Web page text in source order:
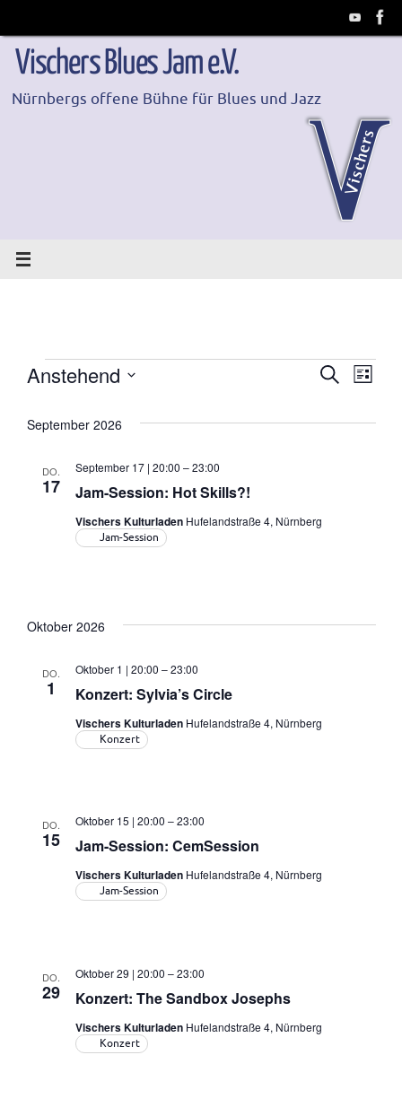
springen
Vischers Blues Jam e.V.
Nürnbergs offene Bühne für Blues und Jazz
Veranstaltungen
Suche
SucheListe
Anstehend
wählen.
September 2026
DO.
17 Jam-Session: Hot Skills?!
September 17 | 20:00 –23:00
Vischers Kulturladen Hufelandstraße 4, Nürnberg
Jam-Session
Oktober 2026
DO.
1 Konzert: Sylvia’s Circle
Oktober 1 | 20:00 –23:00
Vischers Kulturladen Hufelandstraße 4, Nürnberg
Konzert
DO.
15 Jam-Session: CemSession
Oktober 15 | 20:00 –23:00
Vischers Kulturladen Hufelandstraße 4, Nürnberg
Jam-Session
DO.
29 Konzert: The Sandbox Josephs
Oktober 29 | 20:00 –23:00
Vischers Kulturladen Hufelandstraße 4, Nürnberg
Konzert